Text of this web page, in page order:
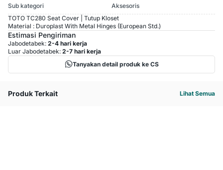
Sub kategori
Aksesoris
TOTO TC280 Seat Cover | Tutup Kloset
Material : Duroplast With Metal Hinges (European Std.)
Estimasi Pengiriman
Jabodetabek: 2-4 hari kerja
Luar Jabodetabek: 2-7 hari kerja
Tanyakan detail produk ke CS
Produk Terkait Lihat Semua